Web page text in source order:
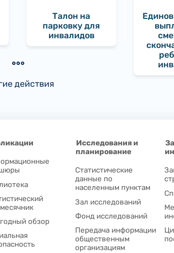
Талон на
парковку для
инвалидов
действия
Исследования и
планирование
Статистические
данные по
населенным пунктам
Зал исследований
Фонд исследований
Передача информации
общественным
организациям
обзор